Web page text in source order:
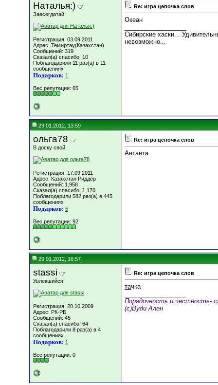
Наталья:)
Завсегдатай
Регистрация: 03.09.2011
Адрес: Темиртау(Казахстан)
Сообщений: 319
Сказал(а) спасибо: 10
Поблагодарили 11 раз(а) в 11
сообщениях
Подарков: 1
Вес репутации: 65
Re: игра цепочка слов
Океан
Сибирские хаски...
невозможно...
29.01.2012, 13:59
ольга78
В доску свой
Регистрация: 17.09.2011
Адрес: Казахстан Риддер
Сообщений: 1,958
Сказал(а) спасибо: 1,170
Поблагодарили 582 раз(а) в 445
сообщениях
Подарков: 5
Вес репутации: 92
Re: игра цепочка слов
Антанта
29.01.2012, 16:57
stassi
Увлекшийся
Регистрация: 20.10.2009
Адрес: РК-РБ
Сообщений: 45
Сказал(а) спасибо: 64
Поблагодарили 8 раз(а) в 4
сообщениях
Подарков: 1
Вес репутации: 0
Re: игра цепочка слов
тачка
Порядочность и честность-
(с)Вуди Ален